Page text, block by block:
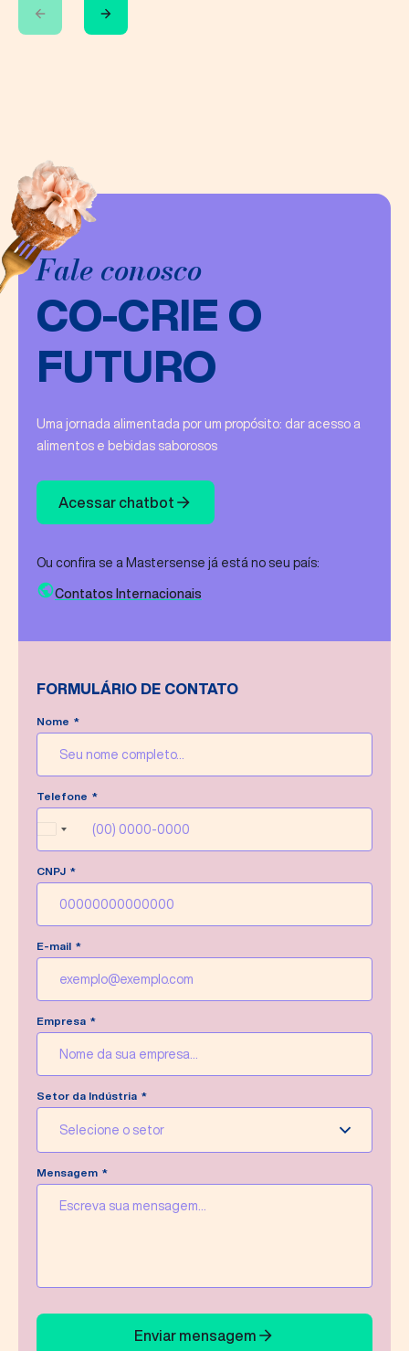
Fale conosco
CO-CRIE O
FUTURO
Uma jornada alimentada por um propósito​: dar acesso a
alimentos e bebidas saborosos
Acessar chatbot
Ou confira se a Mastersense já está no seu país:
Contatos Internacionais
FORMULÁRIO DE CONTATO
Nome
Telefone
Brazil
CNPJ
E-mail
Empresa
Setor da Indústria
Selecione o setor
Mensagem
Enviar mensagem
Mensagem enviada com sucesso!
Faremos o possível para responder sua
Escrever nova mensagem